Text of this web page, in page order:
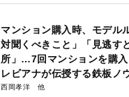
マンション購入時、モデル
対聞くべきこと」「見逃す
所」…7回マンションを購
レビアナが伝授する鉄板ノ
西岡孝洋